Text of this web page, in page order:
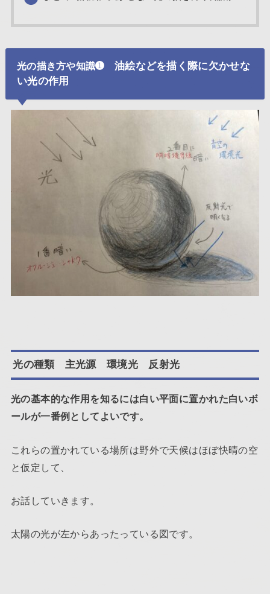
光の描き方や知識➊ 油絵などを描く際に欠かせな
い光の作用
光の種類 主光源 環境光 反射光
光の基本的な作用を知るには白い平面に置かれた白いボ
ールが一番例としてよいです。
これらの置かれている場所は野外で天候はほぼ快晴の空
と仮定して、
お話していきます。
太陽の光が左からあったっている図です。